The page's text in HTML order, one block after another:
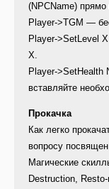
(NPCName)
Player->TGM —
Player->SetLevel
Х.
Player-
вставляйте
Прокачка
Как легко
вопросу
Магические
Destruction,